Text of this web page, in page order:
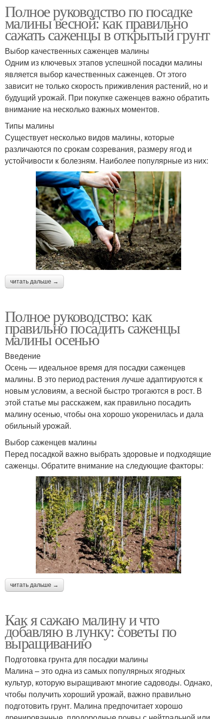
Полное руководство по посадке
малины весной: как правильно
сажать саженцы в открытый грунт
Выбор качественных саженцев малины
Одним из ключевых этапов успешной посадки малины
является выбор качественных саженцев. От этого
зависит не только скорость приживления растений, но и
будущий урожай. При покупке саженцев важно обратить
внимание на несколько важных моментов.
Типы малины
Существует несколько видов малины, которые
различаются по срокам созревания, размеру ягод и
устойчивости к болезням. Наиболее популярные из них:
читать дальше →
Полное руководство: как
правильно посадить саженцы
малины осенью
Введение
Осень — идеальное время для посадки саженцев
малины. В это период растения лучше адаптируются к
новым условиям, а весной быстро трогаются в рост. В
этой статье мы расскажем, как правильно посадить
малину осенью, чтобы она хорошо укоренилась и дала
обильный урожай.
Выбор саженцев малины
Перед посадкой важно выбрать здоровые и подходящие
саженцы. Обратите внимание на следующие факторы:
читать дальше →
Как я сажаю малину и что
добавляю в лунку: советы по
выращиванию
Подготовка грунта для посадки малины
Малина – это одна из самых популярных ягодных
культур, которую выращивают многие садоводы. Однако,
чтобы получить хороший урожай, важно правильно
подготовить грунт. Малина предпочитает хорошо